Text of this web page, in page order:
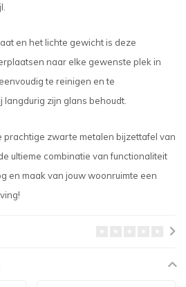
en het lichte gewicht is deze
naar elke gewenste plek in
te reinigen en te
zijn glans behoudt.
prachtige zwarte metalen bijzettafel van
ultieme combinatie van functionaliteit
en maak van jouw woonruimte een